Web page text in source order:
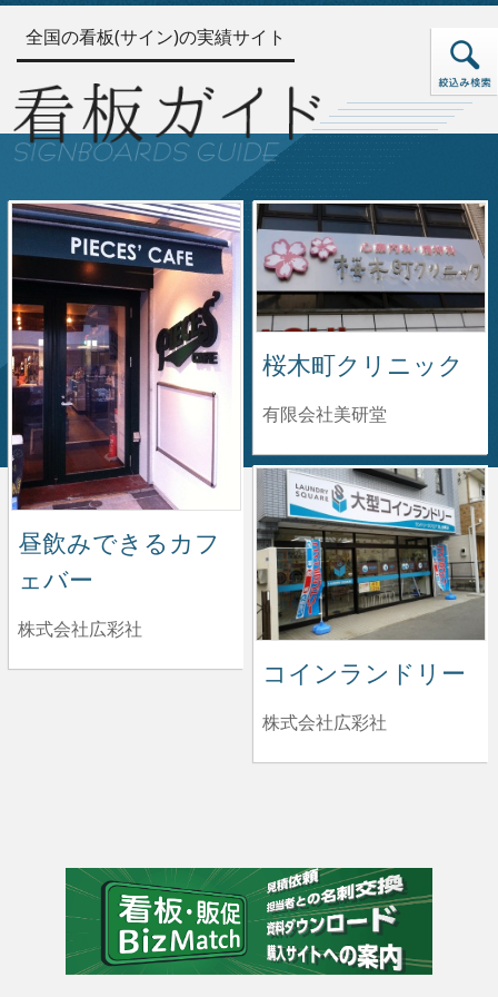
全国の看板(サイン)の実績サイト
昼飲みできるカフ
ェバー
株式会社広彩社
桜木町クリニック
有限会社美研堂
コインランドリー
株式会社広彩社